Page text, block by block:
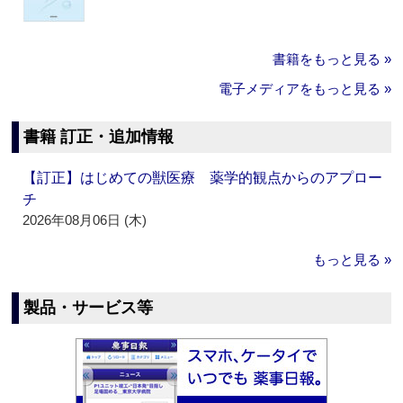
書籍をもっと見る »
電子メディアをもっと見る »
書籍 訂正・追加情報
【訂正】はじめての獣医療 薬学的観点からのアプロー
チ
2026年08月06日 (木)
もっと見る »
製品・サービス等